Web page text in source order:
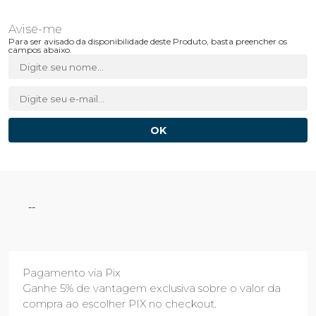
Para ser avisado da disponibilidade deste Produto, basta preencher os
campos abaixo.
--
Pagamento via Pix
Ganhe 5% de vantagem exclusiva sobre o valor da
compra ao escolher PIX no checkout.